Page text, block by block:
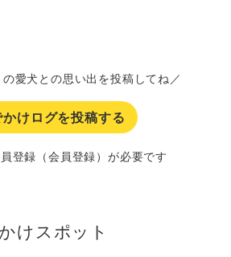
愛犬との思い出を投稿してね／
かけログを投稿する
登録（会員登録）が必要です
けスポット